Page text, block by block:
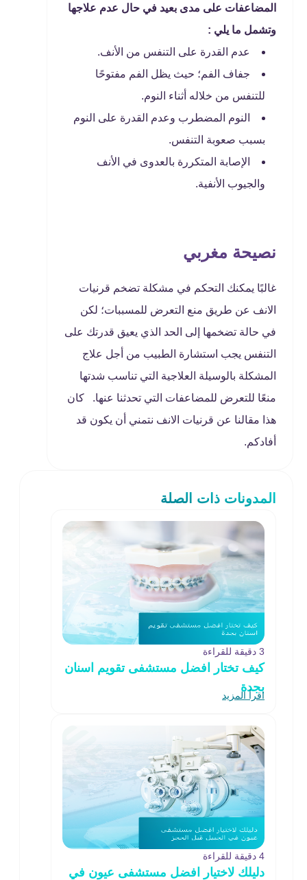
المضاعفات على مدى بعيد في حال عدم علاجها
وتشمل ما يلي :
عدم القدرة على التنفس من الأنف.
جفاف الفم؛ حيث يظل الفم مفتوحًا
للتنفس من خلاله أثناء النوم.
النوم المضطرب وعدم القدرة على النوم
بسبب صعوبة التنفس.
الإصابة المتكررة بالعدوى في الأنف
والجيوب الأنفية.
نصيحة مغربي
غالبًا يمكنك التحكم في مشكلة تضخم قرنيات
الانف عن طريق منع التعرض للمسببات؛ لكن
في حالة تضخمها إلى الحد الذي يعيق قدرتك على
التنفس يجب استشارة الطبيب من أجل علاج
المشكلة بالوسيلة العلاجية التي تناسب شدتها
منعًا للتعرض للمضاعفات التي تحدثنا عنها. كان
هذا مقالنا عن قرنيات الانف نتمني أن يكون قد
أفادكم.
المدونات ذات الصلة
3 دقيقة للقراءة
كيف تختار افضل مستشفى تقويم اسنان
بجدة
اقرأ المزيد
4 دقيقة للقراءة
دليلك لاختيار افضل مستشفى عيون في